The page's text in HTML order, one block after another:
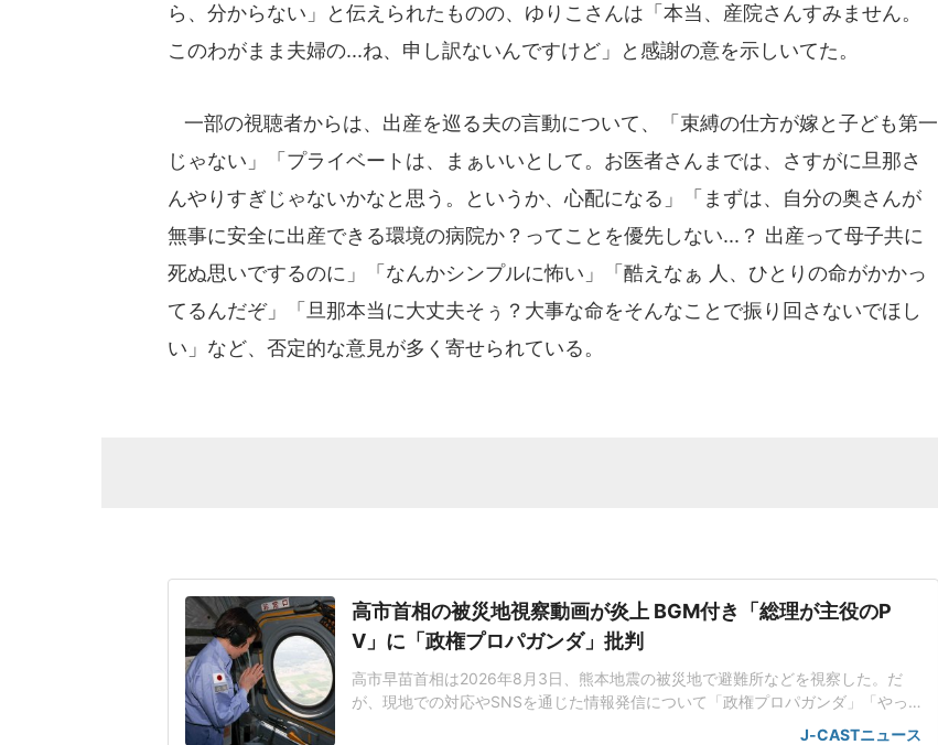
ら、分からない」と伝えられたものの、ゆりこさんは「本当、産院さんすみません。
このわがまま夫婦の...ね、申し訳ないんですけど」と感謝の意を示しいてた。
一部の視聴者からは、出産を巡る夫の言動について、「束縛の仕方が嫁と子ども第一
じゃない」「プライベートは、まぁいいとして。お医者さんまでは、さすがに旦那さ
んやりすぎじゃないかなと思う。というか、心配になる」「まずは、自分の奥さんが
無事に安全に出産できる環境の病院か？ってことを優先しない...？ 出産って母子共に
死ぬ思いでするのに」「なんかシンプルに怖い」「酷えなぁ 人、ひとりの命がかかっ
てるんだぞ」「旦那本当に大丈夫そぅ？大事な命をそんなことで振り回さないでほし
い」など、否定的な意見が多く寄せられている。
高市首相の被災地視察動画が炎上 BGM付き「総理が主役のP
V」に「政権プロパガンダ」批判
高市早苗首相は2026年8月3日、熊本地震の被災地で避難所などを視察した。だ
が、現地での対応やSNSを通じた情報発信について「政権プロパガンダ」「やっ
てることが北朝鮮」などと酷評が相次ぐ事態に。支持率に翳りが見えてきた政権
J-CASTニュース